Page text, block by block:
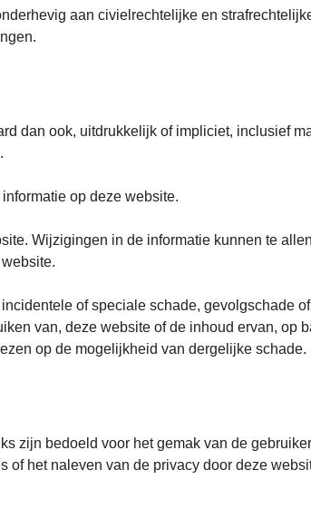
aan civielrechtelijke en
dan ook, uitdrukkelijk of impliciet, inclusief
op deze website.
Wijzigingen in de informatie kunnen te
of speciale schade, gevolgschade
van, deze website of de inhoud ervan, op
op de mogelijkheid van dergelijke schade.
zijn bedoeld voor het gemak van de
of het naleven van de privacy door deze